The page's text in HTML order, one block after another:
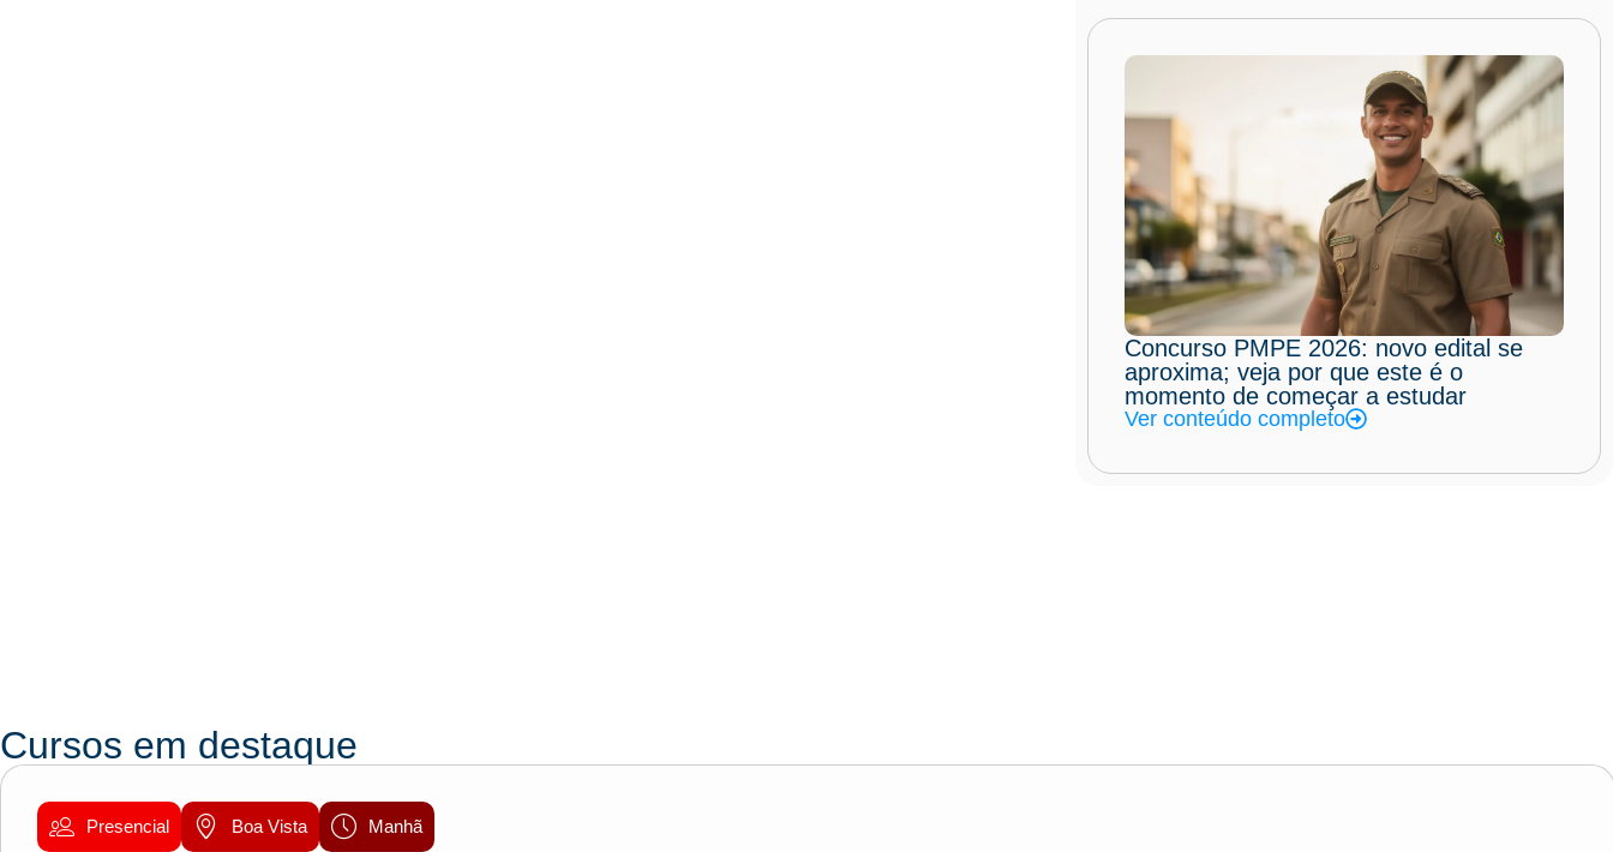
Concurso PMPE 2026: novo edital se
aproxima; veja por que este é o
momento de começar a estudar
Ver conteúdo completo
Cursos em destaque
Presencial Boa Vista
Manhã